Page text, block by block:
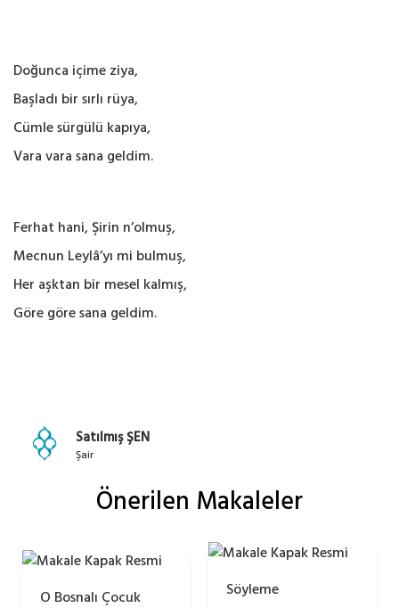
Doğunca içime ziya,
Başladı bir sırlı rüya,
Cümle sürgülü kapıya,
Vara vara sana geldim.
Ferhat hani, Şirin n’olmuş,
Mecnun Leylâ’yı mi bulmuş,
Her aşktan bir mesel kalmış,
Göre göre sana geldim.
Satılmış ŞEN
Şair
Önerilen Makaleler
O Bosnalı Çocuk Söyleme